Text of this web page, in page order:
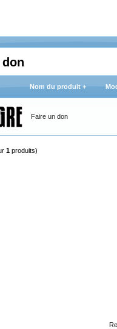
Nom du produit +
Faire un don
1 produits)